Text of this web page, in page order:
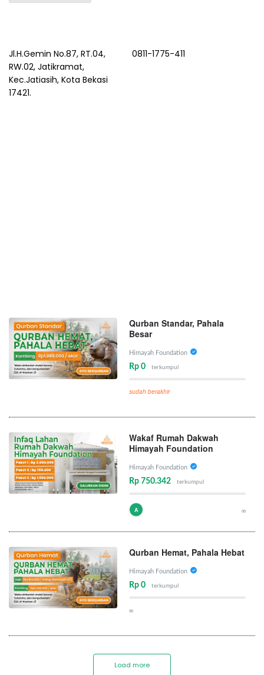
Jl.H.Gemin No.87, RT.04,
RW.02, Jatikramat,
Kec.Jatiasih, Kota Bekasi
17421.
0811-1775-411
Qurban Standar, Pahala
Besar
Himayah Foundation
Rp 0 terkumpul
sudah berakhir
Wakaf Rumah Dakwah
Himayah Foundation
Himayah Foundation
Rp 750.342 terkumpul
A ∞
Qurban Hemat, Pahala Hebat
Himayah Foundation
Rp 0 terkumpul
∞
Load more